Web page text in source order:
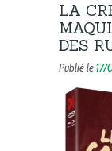
LA
DES
Publié le